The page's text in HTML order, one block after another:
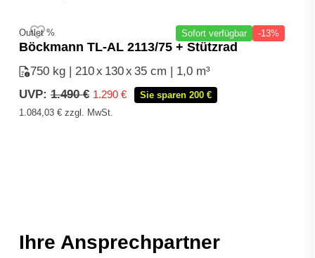
Sofort verfügbar -13%
Outlet %
Böckmann TL-AL 2113/75 + Stützrad
750 kg | 210x130x35 cm | 1,0 m³
UVP: 1.490€ Ursprünglicher
Preis
war:
1.290 €
Aktueller
Preis
Sie sparen 200 €
1.084,03 €zzgl. MwSt.
Ihre Ansprechpartner